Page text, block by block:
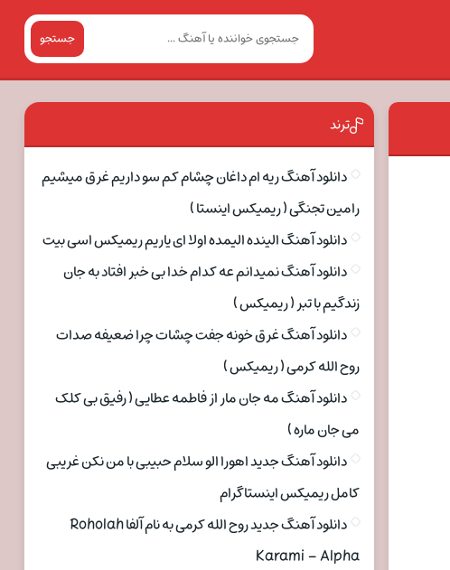
جستجو
ترند
دانلود آهنگ ریه ام داغان چشام کم سو داریم غرق میشیم
رامین تجنگی ( ریمیکس اینستا )
دانلود آهنگ الینده الیمده اولا ای یاریم ریمیکس اسی بیت
دانلود آهنگ نمیدانم عه کدام خدا بی خبر افتاد به جان
زندگیم با تبر ( ریمیکس )
دانلود آهنگ غرق خونه جفت چشات چرا ضعیفه صدات
روح الله کرمی ( ریمیکس )
دانلود آهنگ مه جان مار از فاطمه عطایی ( رفیق بی کلک
می جان ماره )
دانلود آهنگ جدید اهورا الو سلام حبیبی با من نکن غریبی
کامل ریمیکس اینستاگرام
دانلود آهنگ جدید روح الله کرمی به نام آلفا Roholah
Karami – Alpha